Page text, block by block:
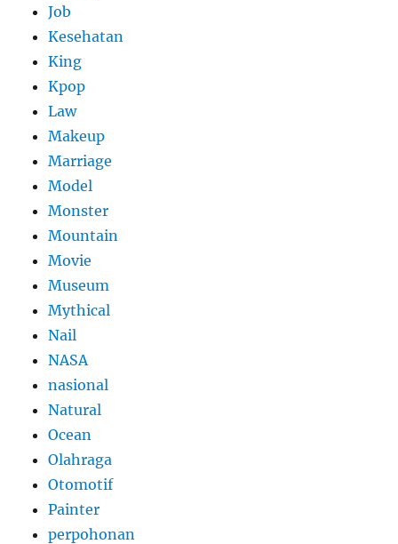
Job
Kesehatan
King
Kpop
Law
Makeup
Marriage
Model
Monster
Mountain
Movie
Museum
Mythical
Nail
NASA
nasional
Natural
Ocean
Olahraga
Otomotif
Painter
perpohonan